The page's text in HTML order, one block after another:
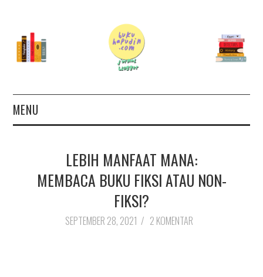
MENU
26 BOOKS FOR 2026
GOODREADS
LEBIH MANFAAT MANA:
MEMBACA BUKU FIKSI ATAU NON-
FIKSI?
SEPTEMBER 28, 2021 / 2 KOMENTAR